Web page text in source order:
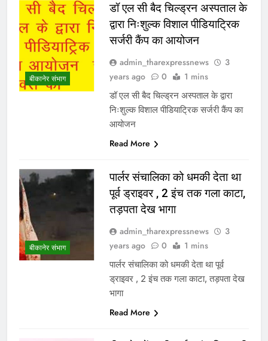
बीकानेर संभाग
डॉ एल सी बैद चिल्ड्रन अस्पताल के
द्वारा निःशुल्क विशाल पीडियाट्रिक
सर्जरी कैंप का आयोजन
admin_tharexpressnews
3
years ago
0 1 mins
डॉ एल सी बैद चिल्ड्रन अस्पताल के द्वारा
निःशुल्क विशाल पीडियाट्रिक सर्जरी कैंप का
आयोजन
Read More
बीकानेर संभाग
पार्लर संचालिका को धमकी देता था
पूर्व ड्राइवर , 2 इंच तक गला काटा,
तड़पता देख भागा
admin_tharexpressnews
3
years ago
0 1 mins
पार्लर संचालिका को धमकी देता था पूर्व
ड्राइवर , 2 इंच तक गला काटा, तड़पता देख
भागा
Read More